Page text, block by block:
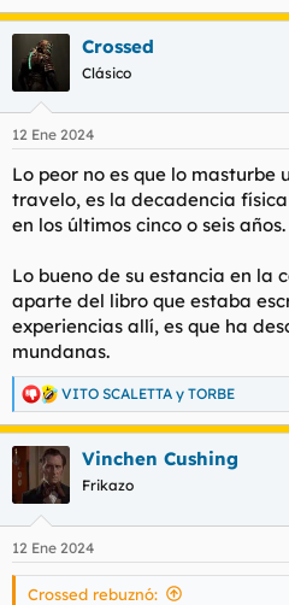
Crossed
Clásico
12 Ene 2024
Lo peor no es que lo masturbe
travelo, es la decadencia
en los últimos cinco o seis años.
Lo bueno de su estancia en la
aparte del libro que estaba
experiencias allí, es que ha
mundanas.
R
e
a
c
c
i
e
s
VITO SCALETTA y TORBE
Vinchen Cushing
Frikazo
12 Ene 2024
Crossed rebuznó: